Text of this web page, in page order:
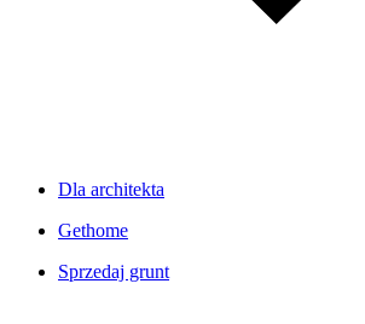
Dla architekta
Gethome
Sprzedaj grunt